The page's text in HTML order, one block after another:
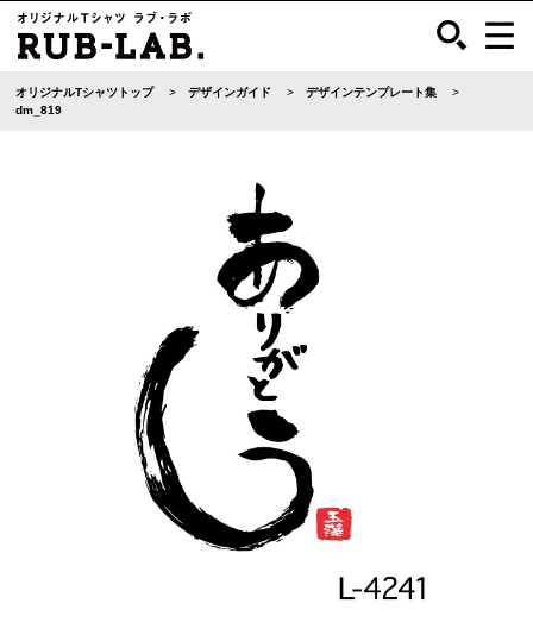
オリジナルTシャツトップ デザインガイド
デザインテンプレート集
dm_819